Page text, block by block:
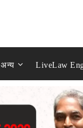
अन्य LiveLaw